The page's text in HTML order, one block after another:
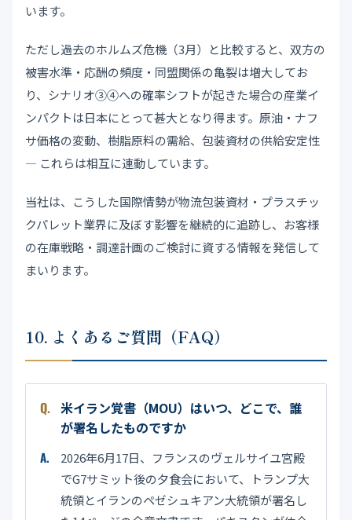
います。
ただし過去のホルムズ危機（3月）と比較すると、双方の
被害水準・応酬の頻度・同盟関係の亀裂は増大してお
り、シナリオ③④への確率シフトが起きた場合の産業イ
ンパクトは日本にとって甚大となり得ます。原油・ナフ
サ価格の変動、樹脂原料の需給、包装資材の供給安定性
— これらは相互に連動しています。
当社は、こうした国際情勢が物流包装資材・プラスチッ
クパレット業界に及ぼす影響を継続的に追跡し、お客様
の在庫戦略・調達計画のご検討に資する情報を発信して
まいります。
10. よくあるご質問（FAQ）
米イラン覚書（MOU）はいつ、どこで、誰
が署名したものですか
2026年6月17日、フランスのヴェルサイユ宮殿
でG7サミット後の夕食会において、トランプ大
統領とイランのペゼシュキアン大統領が署名し